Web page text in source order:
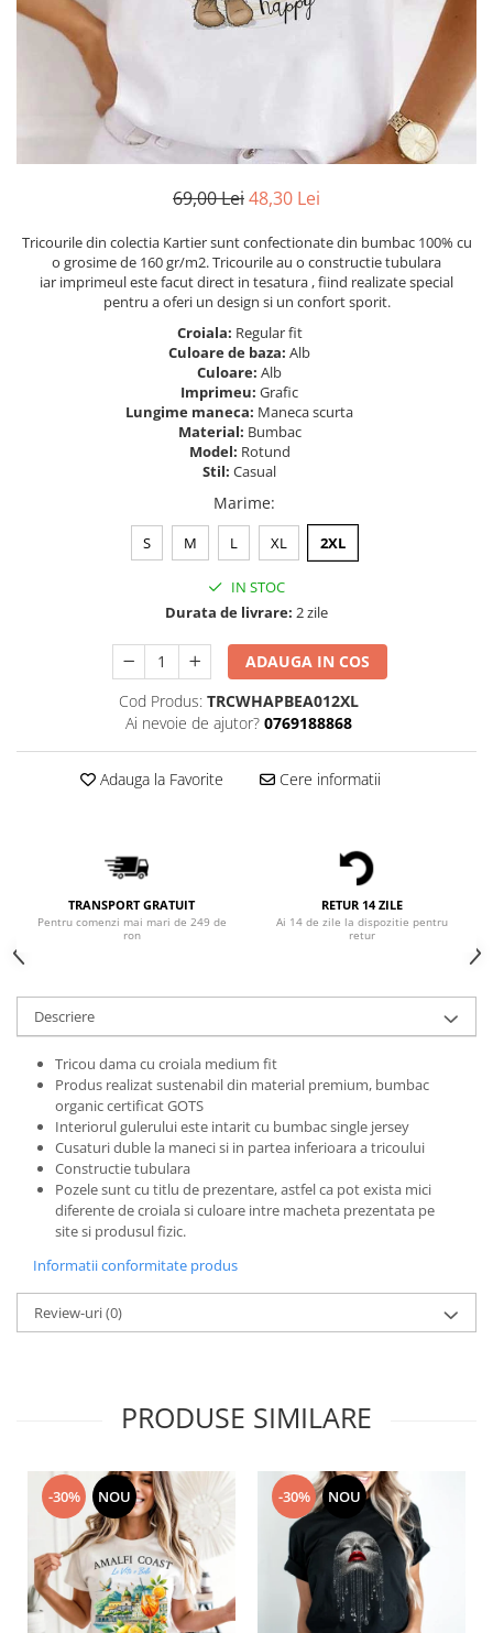
Tricouri Lips
Tricouri Love
Tricouri Mom
Tricouri Moon
Tricouri Paris
Tricouri Petrecerea Burlacitelor
Tricouri Pisici
Tricouri Retro
Tricouri Tattoo
Tricouri Toamna
Bluze Japanese
Bluze Lips
Bluze Pisici
Bluze Primavara
Bluze Tattoo
Bluze X-mas
Hanorace Unisex
Body-uri
Tricouri Japoneze
Tricouri Samurai
Tricouri Skull
Tricouri Sport
Tricouri Tattoo
Tricouri Oversize
Rap/Hip-Hop
Religious
69,00 Lei48,30 Lei
Tricourile din colectia Kartier sunt confectionate din bumbac 100% cu
o grosime de 160 gr/m2. Tricourile au o constructie tubulara
iar imprimeul este facut direct in tesatura , fiind realizate special
pentru a oferi un design si un confort sporit.
Croiala: Regular fit
Culoare de baza: Alb
Culoare: Alb
Imprimeu: Grafic
Lungime maneca: Maneca scurta
Material: Bumbac
Model: Rotund
Stil: Casual
Marime:
S M L XL 2XL
IN STOC
Durata de livrare: 2 zile
ADAUGA IN COS
Cod Produs: TRCWHAPBEA012XL
Ai nevoie de ajutor? 0769188868
Adauga la Favorite Cere informatii
TRANSPORT GRATUIT
Pentru comenzi mai mari de 249 de
ron
RETUR 14 ZILE
Ai 14 de zile la dispozitie pentru
retur
Descriere
Tricou dama cu croiala medium fit
Produs realizat sustenabil din material premium, bumbac
organic certificat GOTS
Interiorul gulerului este intarit cu bumbac single jersey
Cusaturi duble la maneci si in partea inferioara a tricoului
Constructie tubulara
Pozele sunt cu titlu de prezentare, astfel ca pot exista mici
diferente de croiala si culoare intre macheta prezentata pe
site si produsul fizic.
Informatii conformitate produs
Review-uri(0)
PRODUSE SIMILARE
-30% NOU -30% NOU